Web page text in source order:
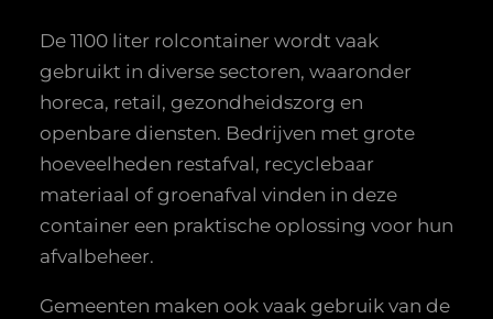
De 1100 liter rolcontainer wordt vaak
gebruikt in diverse sectoren, waaronder
horeca, retail, gezondheidszorg en
openbare diensten. Bedrijven met grote
hoeveelheden restafval, recyclebaar
materiaal of groenafval vinden in deze
container een praktische oplossing voor hun
afvalbeheer.
Gemeenten maken ook vaak gebruik van de